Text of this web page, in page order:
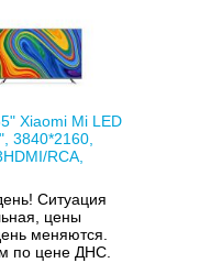
Xiaomi Mi LED
3840*2160,
RCA,
Ситуация
цены
меняются.
по цене ДНС.